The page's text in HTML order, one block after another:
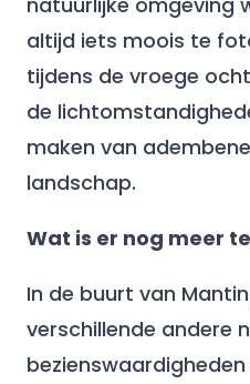
altijd iets moois te
tijdens de vroege
de
maken van
landschap.
Wat is er nog meer
In de buurt van
verschillende andere